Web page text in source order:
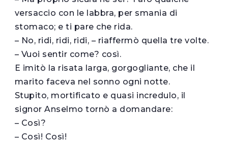
versaccio con le labbra, per smania di
stomaco; e ti pare che rida.
– No, ridi, ridi, ridi, – riaffermò quella tre volte.
– Vuoi sentir come? così.
E imitò la risata larga, gorgogliante, che il
marito faceva nel sonno ogni notte.
Stupito, mortificato e quasi incredulo, il
signor Anselmo tornò a domandare:
– Così?
– Così! Così!